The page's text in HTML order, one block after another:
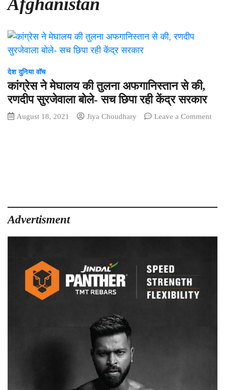
Afghanistan
देश दुनिया वॉच
कांग्रेस ने मेघालय की तुलना अफगानिस्तान से की,
रणदीप सुरजेवाला बोले- सच छिपा रही केंद्र सरकार
August 18, 2021 Jiya Choudhary
Leave a Comment
की,
रणदीप
सुरजेवाला
Advertisment